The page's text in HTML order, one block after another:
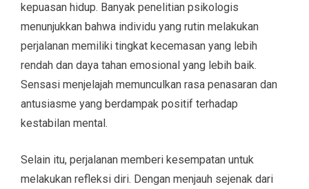
kepuasan hidup. Banyak penelitian psikologis
menunjukkan bahwa individu yang rutin melakukan
perjalanan memiliki tingkat kecemasan yang lebih
rendah dan daya tahan emosional yang lebih baik.
Sensasi menjelajah memunculkan rasa penasaran dan
antusiasme yang berdampak positif terhadap
kestabilan mental.
Selain itu, perjalanan memberi kesempatan untuk
melakukan refleksi diri. Dengan menjauh sejenak dari